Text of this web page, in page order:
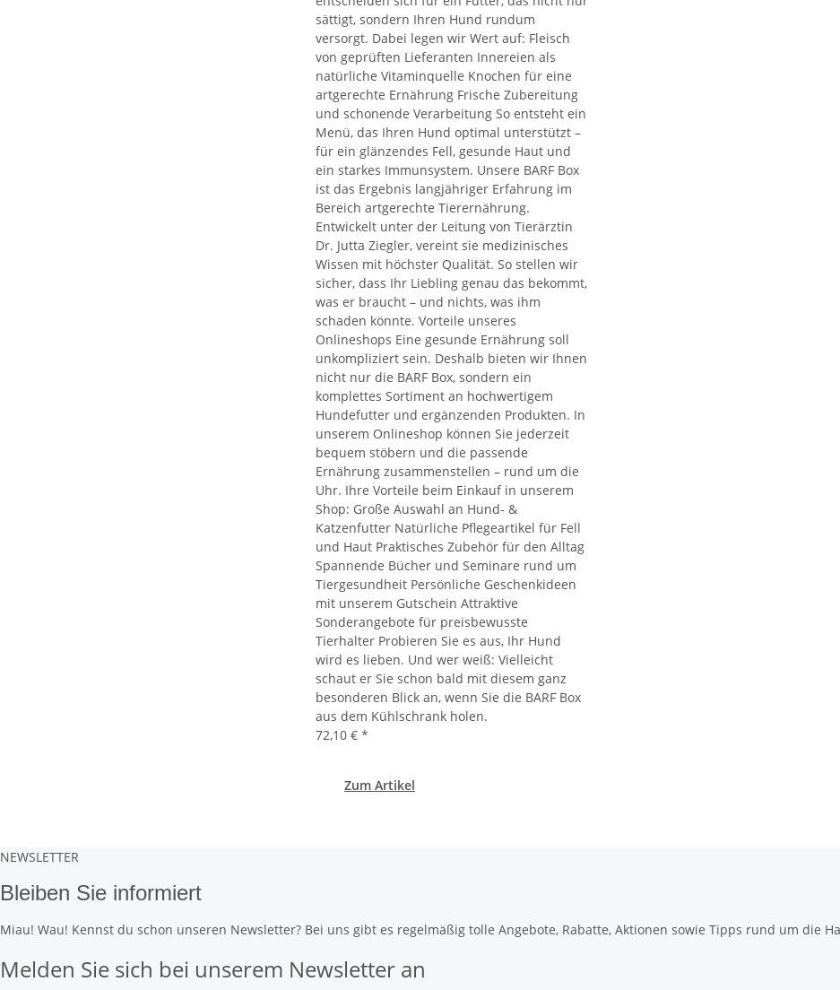
sättigt, sondern Ihren Hund rundum
versorgt. Dabei legen wir Wert auf: Fleisch
von geprüften Lieferanten Innereien als
natürliche Vitaminquelle Knochen für eine
artgerechte Ernährung Frische Zubereitung
und schonende Verarbeitung So entsteht ein
Menü, das Ihren Hund optimal unterstützt –
für ein glänzendes Fell, gesunde Haut und
ein starkes Immunsystem. Unsere BARF Box
ist das Ergebnis langjähriger Erfahrung im
Bereich artgerechte Tierernährung.
Entwickelt unter der Leitung von Tierärztin
Dr. Jutta Ziegler, vereint sie medizinisches
Wissen mit höchster Qualität. So stellen wir
sicher, dass Ihr Liebling genau das bekommt,
was er braucht – und nichts, was ihm
schaden könnte. Vorteile unseres
Onlineshops Eine gesunde Ernährung soll
unkompliziert sein. Deshalb bieten wir Ihnen
nicht nur die BARF Box, sondern ein
komplettes Sortiment an hochwertigem
Hundefutter und ergänzenden Produkten. In
unserem Onlineshop können Sie jederzeit
bequem stöbern und die passende
Ernährung zusammenstellen – rund um die
Uhr. Ihre Vorteile beim Einkauf in unserem
Shop: Große Auswahl an Hund- &
Katzenfutter Natürliche Pflegeartikel für Fell
und Haut Praktisches Zubehör für den Alltag
Spannende Bücher und Seminare rund um
Tiergesundheit Persönliche Geschenkideen
mit unserem Gutschein Attraktive
Sonderangebote für preisbewusste
Tierhalter Probieren Sie es aus, Ihr Hund
wird es lieben. Und wer weiß: Vielleicht
schaut er Sie schon bald mit diesem ganz
besonderen Blick an, wenn Sie die BARF Box
aus dem Kühlschrank holen.
72,10 € *
Zum Artikel
NEWSLETTER
Bleiben Sie informiert
Miau! Wau! Kennst du schon unseren Newsletter? Bei uns gibt es regelmäßig tolle Angebote, Rabatte, Aktionen sowie Tipps rund um die
Melden Sie sich bei unserem Newsletter an